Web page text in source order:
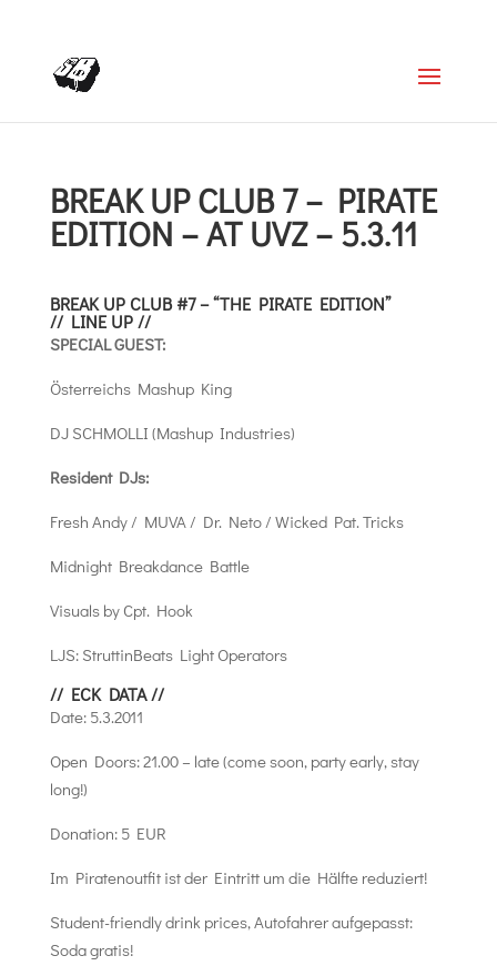
BREAK UP CLUB 7 – PIRATE
EDITION – AT UVZ – 5.3.11
BREAK UP CLUB #7 – “THE PIRATE EDITION”
// LINE UP //
SPECIAL GUEST:
Österreichs Mashup King
DJ SCHMOLLI (Mashup Industries)
Resident DJs:
Fresh Andy / MUVA / Dr. Neto / Wicked Pat. Tricks
Midnight Breakdance Battle
Visuals by Cpt. Hook
LJS: StruttinBeats Light Operators
// ECK DATA //
Date: 5.3.2011
Open Doors: 21.00 – late (come soon, party early, stay
long!)
Donation: 5 EUR
Im Piratenoutfit ist der Eintritt um die Hälfte reduziert!
Student-friendly drink prices, Autofahrer aufgepasst:
Soda gratis!